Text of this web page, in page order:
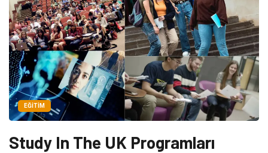
EĞITIM
Study In The UK Programları